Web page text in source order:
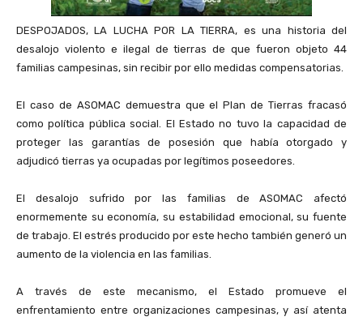
DESPOJADOS, LA LUCHA POR LA TIERRA, es una historia del
desalojo violento e ilegal de tierras de que fueron objeto 44
familias campesinas, sin recibir por ello medidas compensatorias.
El caso de ASOMAC demuestra que el Plan de Tierras fracasó
como política pública social. El Estado no tuvo la capacidad de
proteger las garantías de posesión que había otorgado y
adjudicó tierras ya ocupadas por legítimos poseedores.
El desalojo sufrido por las familias de ASOMAC afectó
enormemente su economía, su estabilidad emocional, su fuente
de trabajo. El estrés producido por este hecho también generó un
aumento de la violencia en las familias.
A través de este mecanismo, el Estado promueve el
enfrentamiento entre organizaciones campesinas, y así atenta